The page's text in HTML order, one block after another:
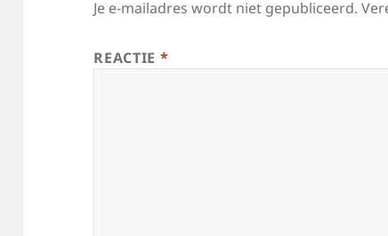
Je e-mailadres wordt niet gepubliceerd.
REACTIE *